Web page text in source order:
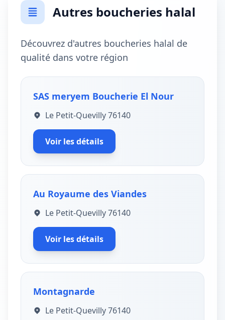
Autres boucheries halal
Découvrez d'autres boucheries halal de
qualité dans votre région
SAS meryem Boucherie El Nour
Le Petit-Quevilly 76140
Voir les détails
Au Royaume des Viandes
Le Petit-Quevilly 76140
Voir les détails
Montagnarde
Le Petit-Quevilly 76140